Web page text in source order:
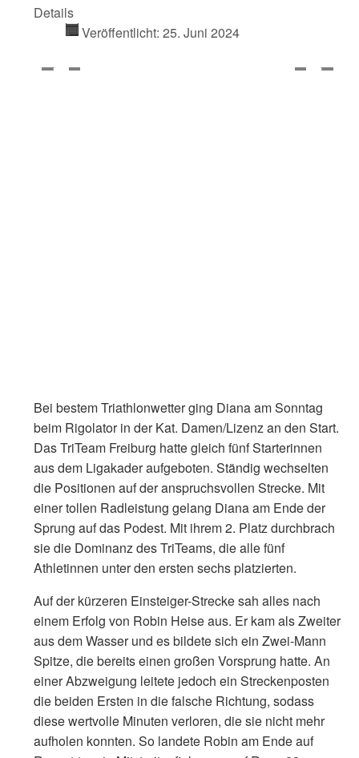
Details
Veröffentlicht: 25. Juni 2024
Bei bestem Triathlonwetter ging Diana am Sonntag
beim Rigolator in der Kat. Damen/Lizenz an den Start.
Das TriTeam Freiburg hatte gleich fünf Starterinnen
aus dem Ligakader aufgeboten. Ständig wechselten
die Positionen auf der anspruchsvollen Strecke. Mit
einer tollen Radleistung gelang Diana am Ende der
Sprung auf das Podest. Mit ihrem 2. Platz durchbrach
sie die Dominanz des TriTeams, die alle fünf
Athletinnen unter den ersten sechs platzierten.
Auf der kürzeren Einsteiger-Strecke sah alles nach
einem Erfolg von Robin Heise aus. Er kam als Zweiter
aus dem Wasser und es bildete sich ein Zwei-Mann
Spitze, die bereits einen großen Vorsprung hatte. An
einer Abzweigung leitete jedoch ein Streckenposten
die beiden Ersten in die falsche Richtung, sodass
diese wertvolle Minuten verloren, die sie nicht mehr
aufholen konnten. So landete Robin am Ende auf